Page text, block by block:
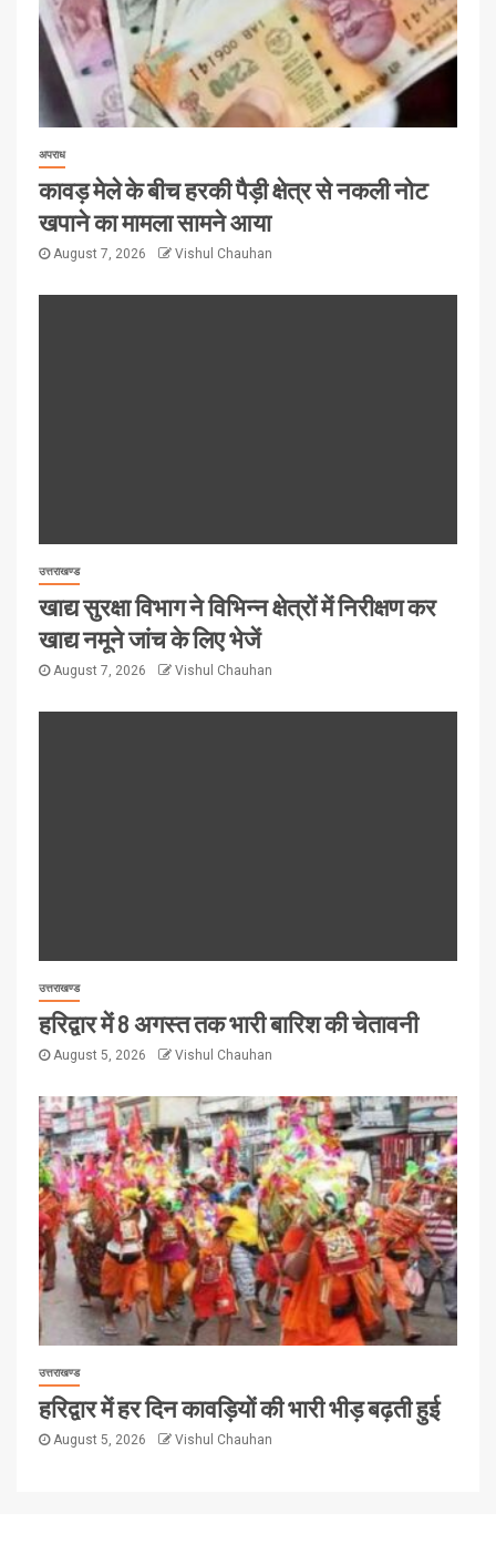
अपराध
कावड़ मेले के बीच हरकी पैड़ी क्षेत्र से नकली नोट
खपाने का मामला सामने आया
August 7, 2026 Vishul Chauhan
उत्तराखण्ड
खाद्य सुरक्षा विभाग ने विभिन्न क्षेत्रों में निरीक्षण कर
खाद्य नमूने जांच के लिए भेजें
August 7, 2026 Vishul Chauhan
उत्तराखण्ड
हरिद्वार में 8 अगस्त तक भारी बारिश की चेतावनी
August 5, 2026 Vishul Chauhan
उत्तराखण्ड
हरिद्वार में हर दिन कावड़ियों की भारी भीड़ बढ़ती हुई
August 5, 2026 Vishul Chauhan